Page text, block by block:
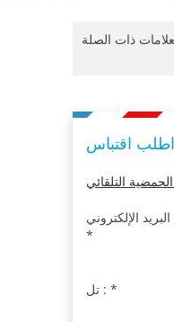
اطلب اقتباس
*
تل : *